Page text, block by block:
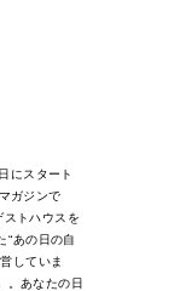
にスタート
ガジンで
ストハウスを
“あの日の自
していま
。あなたの日